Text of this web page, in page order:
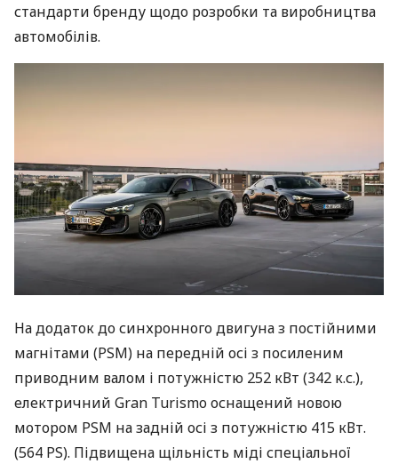
стандарти бренду щодо розробки та виробництва
автомобілів.
На додаток до синхронного двигуна з постійними
магнітами (PSM) на передній осі з посиленим
приводним валом і потужністю 252 кВт (342 к.с.),
електричний Gran Turismo оснащений новою
мотором PSM на задній осі з потужністю 415 кВт.
(564 PS). Підвищена щільність міді спеціальної